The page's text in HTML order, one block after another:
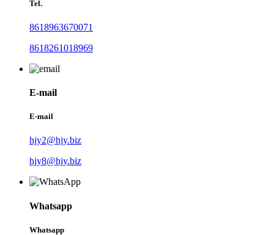
Tel.
8618963670071
8618261018969
E-mail
E-mail
hjy2@hjy.biz
hjy8@hjy.biz
Whatsapp
Whatsapp